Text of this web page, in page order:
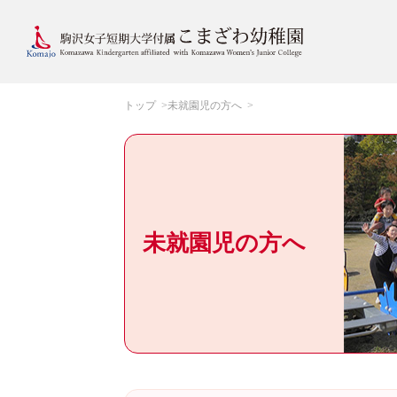
トップ 未就園児の方へ
未就園児の方へ